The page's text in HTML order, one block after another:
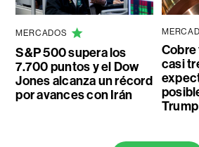
MERCADOS
S&P 500 supera los
7.700 puntos y el Dow
Jones alcanza un récord
por avances con Irán
casi
Trump